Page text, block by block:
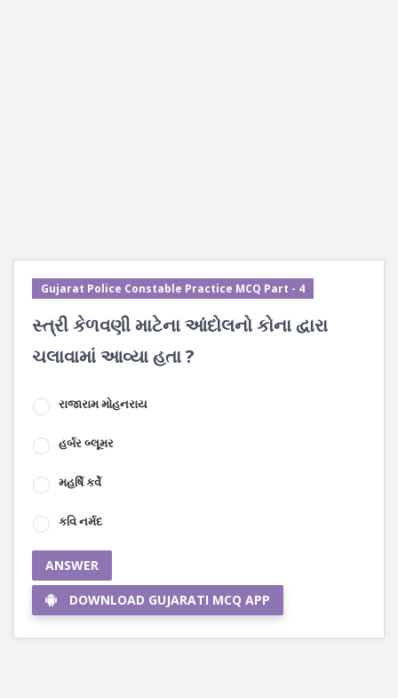
Gujarat Police Constable Practice MCQ Part - 4
સ્ત્રી કેળવણી માટેના આંદોલનો કોના દ્વારા
ચલાવામાં આવ્યા હતા ?
રાજારામ મોહનરાય
હર્બર બ્લૂમર
મહર્ષિ કર્વે
કવિ નર્મદ
ANSWER
DOWNLOAD GUJARATI MCQ APP